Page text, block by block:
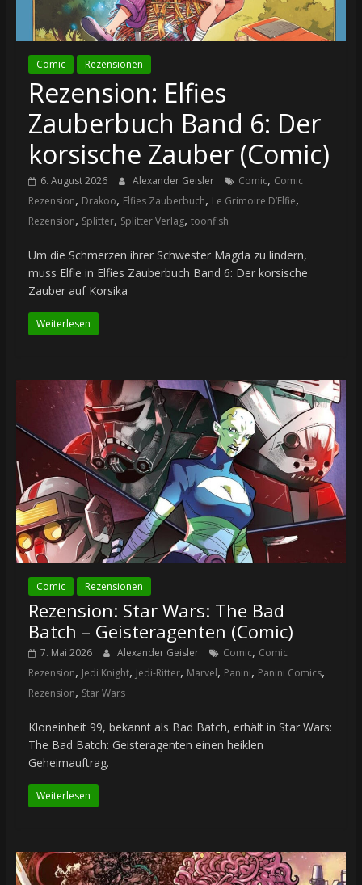
Comic Rezensionen
Rezension: Elfies
Zauberbuch Band 6: Der
korsische Zauber (Comic)
6. August 2026 Alexander Geisler Comic, Comic
Rezension, Drakoo, Elfies Zauberbuch, Le Grimoire D’Elfie,
Rezension, Splitter, Splitter Verlag, toonfish
Um die Schmerzen ihrer Schwester Magda zu lindern,
muss Elfie in Elfies Zauberbuch Band 6: Der korsische
Zauber auf Korsika
Weiterlesen
Comic Rezensionen
Rezension: Star Wars: The Bad
Batch – Geisteragenten (Comic)
7. Mai 2026 Alexander Geisler Comic, Comic
Rezension, Jedi Knight, Jedi-Ritter, Marvel, Panini, Panini Comics,
Rezension, Star Wars
Kloneinheit 99, bekannt als Bad Batch, erhält in Star Wars:
The Bad Batch: Geisteragenten einen heiklen
Geheimauftrag.
Weiterlesen